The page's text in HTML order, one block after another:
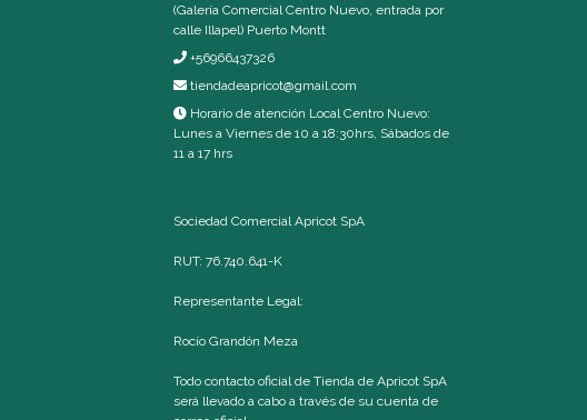
(Galería Comercial Centro Nuevo, entrada por
calle Illapel) Puerto Montt
+56966437326
tiendadeapricot@gmail.com
Horario de atención Local Centro Nuevo:
Lunes a Viernes de 10 a 18:30hrs, Sábados de
11 a 17 hrs
Sociedad Comercial Apricot SpA
RUT: 76.740.641-K
Representante Legal:
Rocío Grandón Meza
Todo contacto oficial de Tienda de Apricot SpA
será llevado a cabo a través de su cuenta de